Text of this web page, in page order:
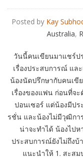
Posted by Kay
Australia,
วันนี้คนเขียนมาแชร์ป
เรื่องประสบการณ์ แล
น้องนัดปรึกษากับคนเขี
เรื่องของแฟน ก่อนที่จ
ปอนเซอร์ แต่น้องมีป
รชั่น และน้องไม่มีวุฒิกา
น่าจะทำได้ น้องไป
ประสบการณ์ยังไม่ถึงบ้
แนะนำให้ 1. สะส